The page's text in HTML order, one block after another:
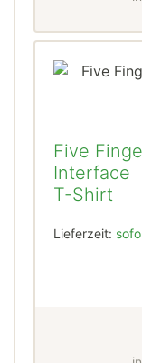
Five
Interface
T-Shirt
Lieferzeit: